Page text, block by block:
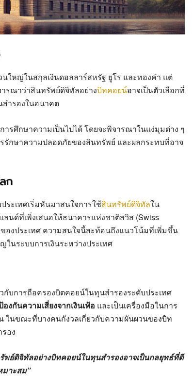
ใหญ่ในสกุลเงินดอลลาร์สหรัฐ ยูโร และทองคำ แต่
รณาว่าสินทรัพย์ดิจิทัลอย่างบิทคอยน์อาจเป็นตัวเลือกที่
สำรองในอนาคต
ารศึกษาความเป็นไปได้ โดยจะพิจารณาในแง่มุมต่าง ๆ
รักษาความปลอดภัยของสินทรัพย์ และผลกระทบที่อาจ
ก
ะเทศเริ่มหันมาสนใจการใช้สินทรัพย์ดิจิทัลใน
ลนด์ที่เพิ่งเสนอให้ธนาคารแห่งชาติสวิส (Swiss
องประเทศ ความสนใจนี้สะท้อนถึงแนวโน้มที่เพิ่มขึ้น
นระบบการเงินระหว่างประเทศ
บการถือครองบิตคอยน์ในทุนสำรองระดับประเทศ
กันความเสี่ยงจากเงินเฟ้อ และเป็นเครื่องมือในการ
ในขณะที่บางคนกังวลเกี่ยวกับความผันผวนของบิท
อง
พย์ดิจิทัลอย่างบิทคอยน์ในทุนสำรองอาจเป็นกลยุทธ์ที่ดี
มาะสม”